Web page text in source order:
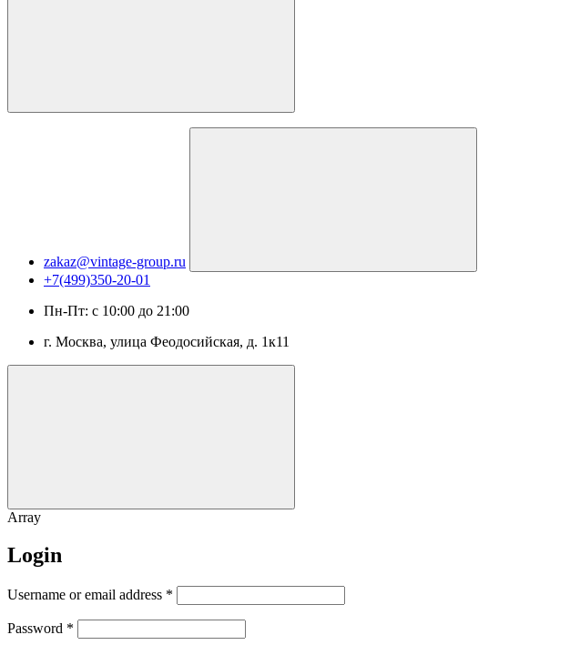
zakaz@vintage-group.ru
+7(499)350-20-01
Пн-Пт: с 10:00 до 21:00
г. Москва, ​улица Феодосийская, д. 1к11
Array
Login
Username or email address *
Password *